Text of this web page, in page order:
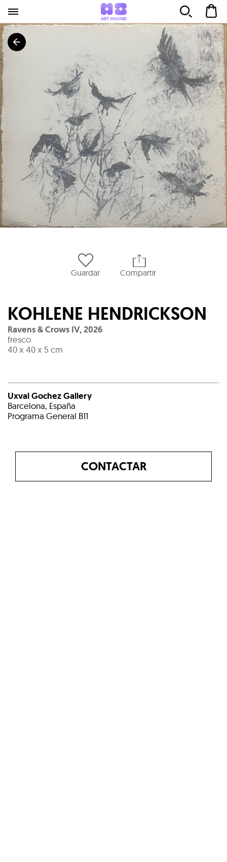
Guardar Compartir
KOHLENE HENDRICKSON
Ravens & Crows IV,2026
fresco
40 x 40 x 5 cm
Uxval Gochez Gallery
Barcelona, España
Programa General B11
CONTACTAR